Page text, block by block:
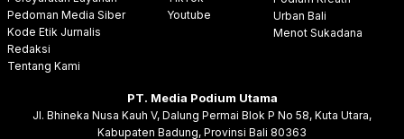
Pedoman Media Siber
Kode Etik Jurnalis
Redaksi
Tentang Kami
Youtube
Urban Bali
Menot Sukadana
PT. Media Podium Utama
Jl. Bhineka Nusa Kauh V, Dalung Permai Blok P No 58, Kuta Utara,
Kabupaten Badung, Provinsi Bali 80363